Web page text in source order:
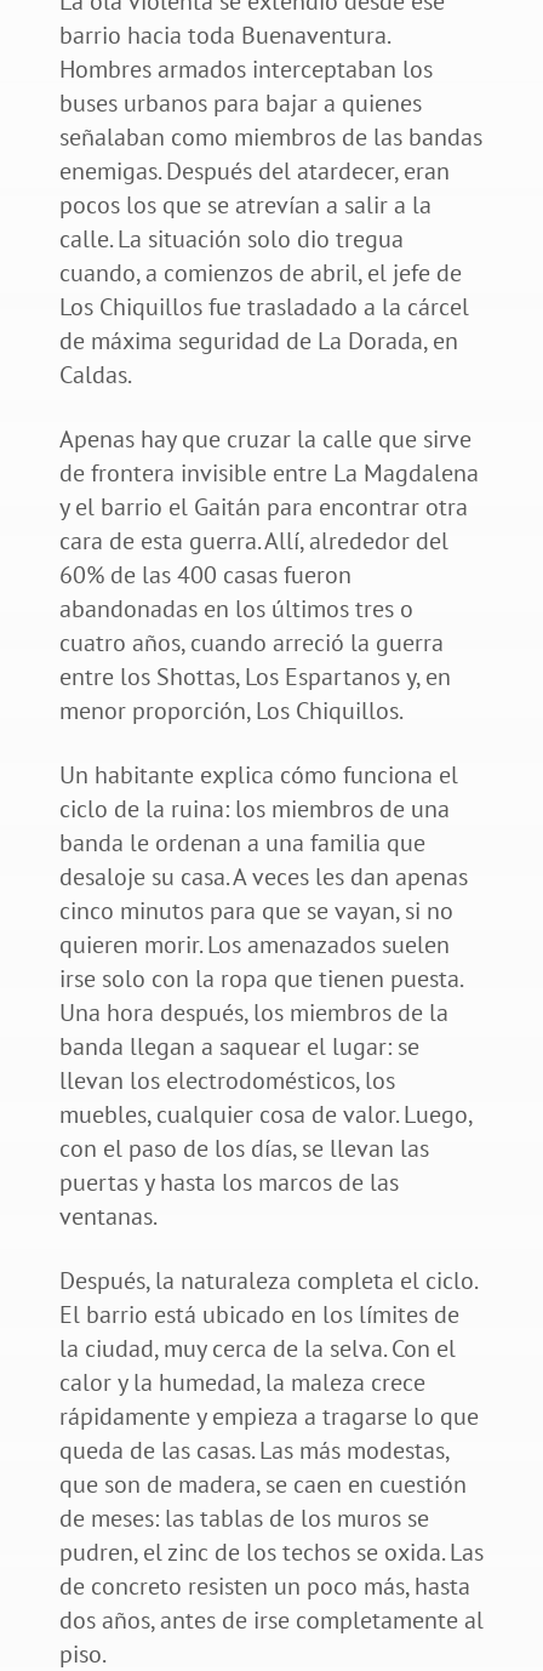
barrio hacia toda Buenaventura.
Hombres armados interceptaban los
buses urbanos para bajar a quienes
señalaban como miembros de las bandas
enemigas. Después del atardecer, eran
pocos los que se atrevían a salir a la
calle. La situación solo dio tregua
cuando, a comienzos de abril, el jefe de
Los Chiquillos fue trasladado a la cárcel
de máxima seguridad de La Dorada, en
Caldas.
Apenas hay que cruzar la calle que sirve
de frontera invisible entre La Magdalena
y el barrio el Gaitán para encontrar otra
cara de esta guerra. Allí, alrededor del
60% de las 400 casas fueron
abandonadas en los últimos tres o
cuatro años, cuando arreció la guerra
entre los Shottas, Los Espartanos y, en
menor proporción, Los Chiquillos.
Un habitante explica cómo funciona el
ciclo de la ruina: los miembros de una
banda le ordenan a una familia que
desaloje su casa. A veces les dan apenas
cinco minutos para que se vayan, si no
quieren morir. Los amenazados suelen
irse solo con la ropa que tienen puesta.
Una hora después, los miembros de la
banda llegan a saquear el lugar: se
llevan los electrodomésticos, los
muebles, cualquier cosa de valor. Luego,
con el paso de los días, se llevan las
puertas y hasta los marcos de las
ventanas.
Después, la naturaleza completa el ciclo.
El barrio está ubicado en los límites de
la ciudad, muy cerca de la selva. Con el
calor y la humedad, la maleza crece
rápidamente y empieza a tragarse lo que
queda de las casas. Las más modestas,
que son de madera, se caen en cuestión
de meses: las tablas de los muros se
pudren, el zinc de los techos se oxida. Las
de concreto resisten un poco más, hasta
dos años, antes de irse completamente al
piso.